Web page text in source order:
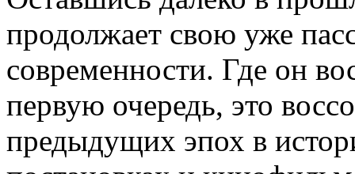
продолжает свою уже
современности. Где он
первую очередь, это
предыдущих эпох в